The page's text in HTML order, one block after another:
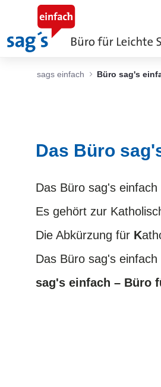
Zum Hauptinhalt springen
sags einfach Büro sag's
Das Büro
Das Büro sag's
Es gehört zur
Die Abkürzung für K
Das Büro sag's
sag's einfach – Büro